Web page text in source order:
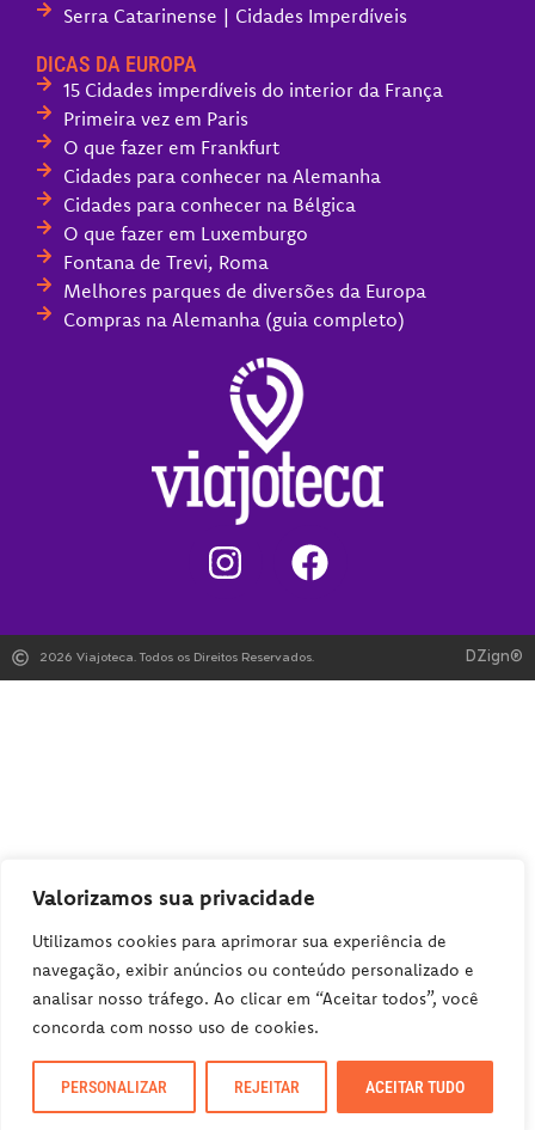
Valorizamos sua privacidade
Utilizamos cookies para aprimorar sua experiência de
navegação, exibir anúncios ou conteúdo personalizado e
analisar nosso tráfego. Ao clicar em “Aceitar todos”, você
concorda com nosso uso de cookies.
PERSONALIZAR REJEITAR ACEITAR TUDO
Serra Catarinense | Cidades Imperdíveis
DICAS DA EUROPA
15 Cidades imperdíveis do interior da França
Primeira vez em Paris
O que fazer em Frankfurt
Cidades para conhecer na Alemanha
Cidades para conhecer na Bélgica
O que fazer em Luxemburgo
Fontana de Trevi, Roma
Melhores parques de diversões da Europa
Compras na Alemanha (guia completo)
2026 Viajoteca. Todos os Direitos Reservados. DZign®